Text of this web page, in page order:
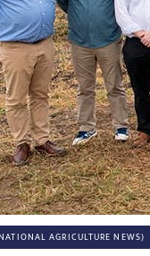
(NATIONAL AGRICULTURE NEWS)